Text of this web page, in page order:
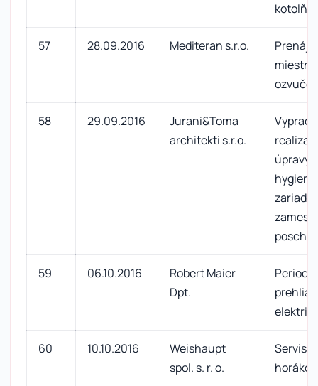
kotolňa
57 28.09.2016 Mediteran s.r.o.
58 29.09.2016
Jurani&Toma
architekti s.r.o.
úpravy
59 06.10.2016
Robert Maier
Dpt.
60 10.10.2016
Weishaupt
spol. s. r. o.